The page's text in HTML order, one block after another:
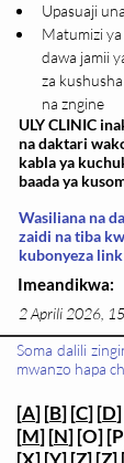
Upasuaji
Matumizi ya
dawa jamii
za
na zngine
ULY CLINIC
na daktari
kabla ya
baada ya
Wasiliana na
zaidi na tiba
kubonyeza
Imeandikwa:
2 Aprili 2026,
Soma dalili
mwanzo hapa
[A] [B] [C] [D
[M] [N] [O]